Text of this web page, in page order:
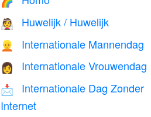
👰 Huwelijk / Huwelijk
👱 Internationale Mannendag
👩 Internationale Vrouwendag
📩
Internationale Dag Zonder
Internet